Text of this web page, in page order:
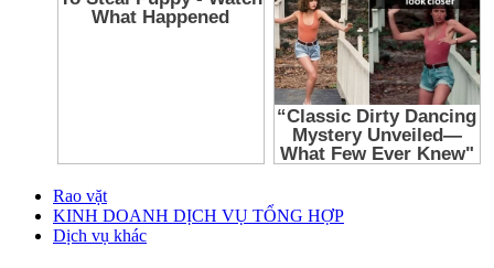
Rao vặt
KINH DOANH DỊCH VỤ TỔNG HỢP
Dịch vụ khác